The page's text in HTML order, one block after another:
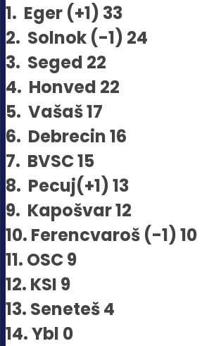
1. Eger (+1) 33
2. Solnok (-1) 24
3. Seged 22
4. Honved 22
5. Vašaš 17
6. Debrecin 16
7. BVSC 15
8. Pecuj(+1) 13
9. Kapošvar 12
10. Ferencvaroš (-1) 10
11. OSC 9
12. KSI 9
13. Seneteš 4
14. Ybl 0